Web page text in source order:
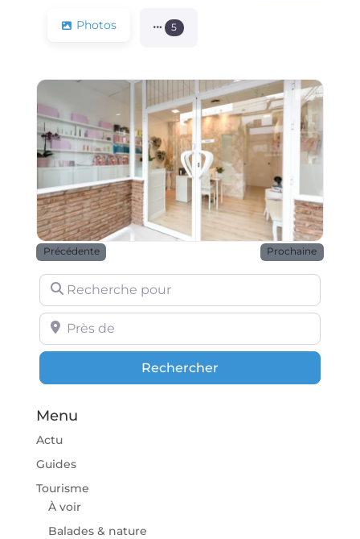
Photos 5
Précédente Prochaine
Recherche pour
Près de
RechercherRechercher
Menu
Actu
Guides
Tourisme
À voir
Balades & nature